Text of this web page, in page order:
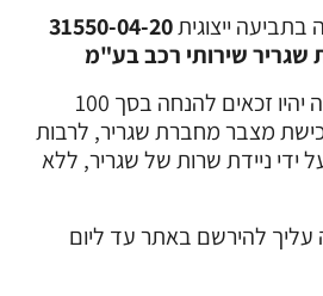
ייצוגית31550-04-20
שגריר שירותי רכב בע"מ
נקבע כי חברי הקבוצה יהיו זכאים להנחה בסך 100
מצבר מחברת שגריר, לרבות
ניידת שרות של שגריר, ללא
להירשם באתר עד ליום